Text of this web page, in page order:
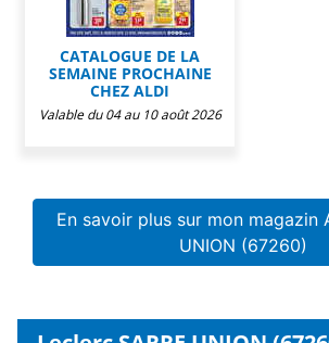
CATALOGUE DE LA
SEMAINE PROCHAINE
CHEZ ALDI
Valable du 04 au 10 août 2026
En savoir plus sur mon magazin
UNION (67260)